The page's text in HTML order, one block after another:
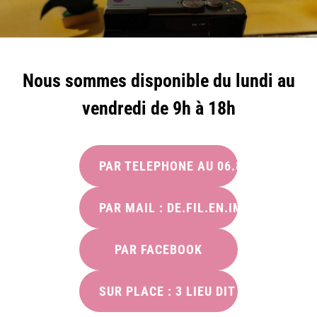
Nous sommes disponible du lundi au
vendredi de 9h à 18h
PAR TELEPHONE AU 06.82.53.21.89
PAR MAIL :
PAR FACEBOOK
SUR PLACE : 3 LIEU DIT PIERRE